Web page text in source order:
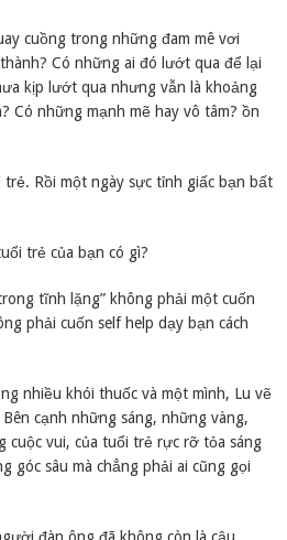
cuồng trong những đam mê vơi
Có những ai đó lướt qua để lại
kịp lướt qua nhưng vẫn là khoảng
Có những mạnh mẽ hay vô tâm? ồn
trẻ. Rồi một ngày sực tỉnh giấc bạn bất
trẻ của bạn có gì?
tĩnh lặng” không phải một cuốn
phải cuốn self help dạy bạn cách
nhiều khói thuốc và một mình, Lu vẽ
cạnh những sáng, những vàng,
cuộc vui, của tuổi trẻ rực rỡ tỏa sáng
góc sâu mà chẳng phải ai cũng gọi